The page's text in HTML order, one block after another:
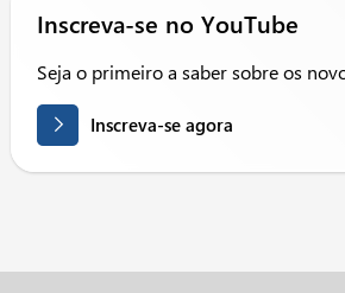
Inscreva-se no YouTube
Seja o primeiro a saber sobre os
Inscreva-se agora